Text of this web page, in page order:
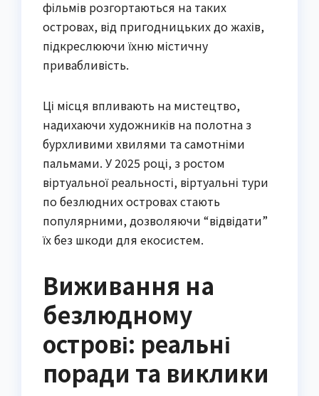
фільмів розгортаються на таких
островах, від пригодницьких до жахів,
підкреслюючи їхню містичну
привабливість.
Ці місця впливають на мистецтво,
надихаючи художників на полотна з
бурхливими хвилями та самотніми
пальмами. У 2025 році, з ростом
віртуальної реальності, віртуальні тури
по безлюдних островах стають
популярними, дозволяючи “відвідати”
їх без шкоди для екосистем.
Виживання на
безлюдному
острові: реальні
поради та виклики